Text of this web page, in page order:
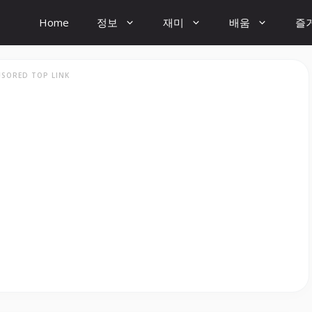
Home 정보 재미 배움 즐
TOP LINK